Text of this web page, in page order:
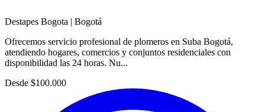
Destapes Bogota | Bogotá
Ofrecemos servicio profesional de plomeros en Suba Bogotá,
atendiendo hogares, comercios y conjuntos residenciales con
disponibilidad las 24 horas. Nu...
Desde $100.000